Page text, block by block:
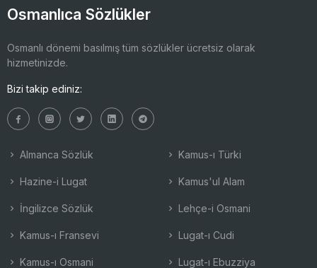
Osmanlıca Sözlükler
Osmanlı dönemi basılmış tüm sözlükler ücretsiz olarak
hizmetinizde.
Bizi takip ediniz:
Almanca Sözlük
Hazine-i Lugat
İngilizce Sözlük
Kamus-ı Fransevi
Kamus-ı Osmani
Kamus-ı Türki
Kamus'ul Alam
Lehçe-i Osmani
Lugat-ı Cudi
Lugat-ı Ebuzziya